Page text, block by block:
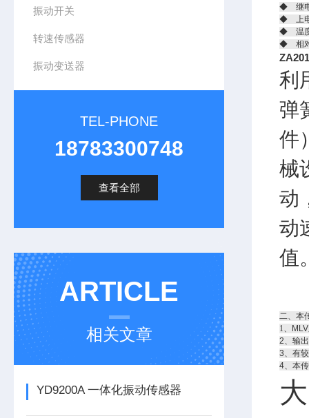
振动开关
转速传感器
振动变送器
TEL-PHONE
18783300748
查看全部
ARTICLE
相关文章
YD9200A 一体化振动传感器
◆ 继电
◆ 上电
◆ 温度
◆ 相对
利
弹
件
械
动
动
值
二、本
1、
2、输
3、有
4、本